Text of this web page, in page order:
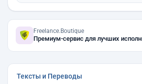
Freelance.Boutique
Премиум-сервис для лучших
Тексты и Переводы